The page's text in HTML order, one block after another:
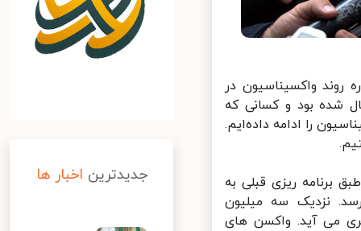
واکسیناسیون در
توجه به هدف‌گذاری‌هایی که برای افراد بالای 60 سال شده بود و کسانی که
را ادامه داده‌ایم.
ریزی قبلی به
نزدیک سه میلیون
می آید. واکسن های
جدیدترین اخبار ها